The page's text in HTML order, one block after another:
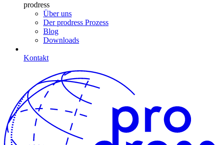
prodress
Über uns
Der prodress Prozess
Blog
Downloads
Kontakt